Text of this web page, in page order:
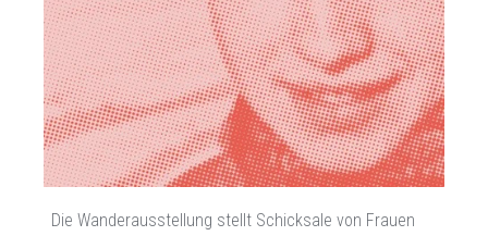
Die Wanderausstellung stellt Schicksale von Frauen